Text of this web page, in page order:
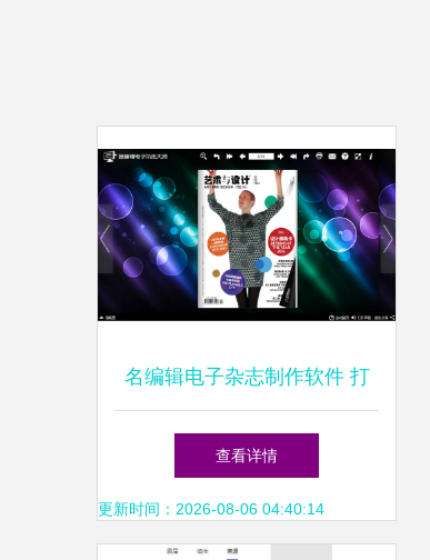
名编辑电子杂志制作软件 打
造《艺术与设计》新媒体范式
查看详情
更新时间：2026-08-06 04:40:14